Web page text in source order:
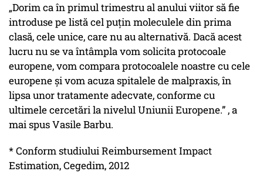
„Dorim ca în primul trimestru al anului viitor să fie
introduse pe listă cel puțin moleculele din prima
clasă, cele unice, care nu au alternativă. Dacă acest
lucru nu se va întâmpla vom solicita protocoale
europene, vom compara protocoalele noastre cu cele
europene și vom acuza spitalele de malpraxis, în
lipsa unor tratamente adecvate, conforme cu
ultimele cercetări la nivelul Uniunii Europene.” , a
mai spus Vasile Barbu.
* Conform studiului Reimbursement Impact
Estimation, Cegedim, 2012